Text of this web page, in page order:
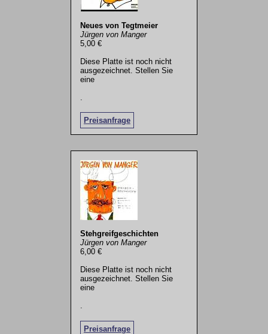
Neues von Tegtmeier
Jürgen von Manger
5,00 €
Diese Platte ist noch nicht
ausgezeichnet. Stellen Sie
eine
Preisanfrage
Stehgreifgeschichten
Jürgen von Manger
6,00 €
Diese Platte ist noch nicht
ausgezeichnet. Stellen Sie
eine
Preisanfrage
.